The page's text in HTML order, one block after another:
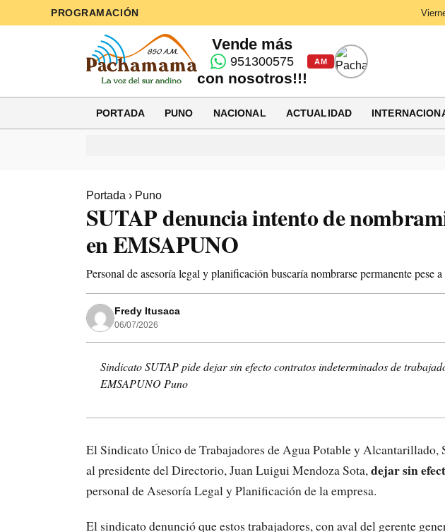
PROGRAMACIÓN
Vende más
951300575
con nosotros!!!
AM
PORTADA PUNO NACIONAL ACTUALIDAD
Portada › Puno
SUTAP denuncia intento de
en EMSAPUNO
Personal de asesoría legal y planificación buscaría nombrarse permanente pese
Fredy Itusaca
06/07/2026
Sindicato SUTAP pide dejar sin efecto contratos indeterminados de
EMSAPUNO Puno
El Sindicato Único de Trabajadores de Agua Potable y
al presidente del Directorio, Juan Luigui Mendoza Sota,dejar sin
personal de Asesoría Legal y Planificación de la empresa.
El sindicato denunció que estos trabajadores, con aval del gerente